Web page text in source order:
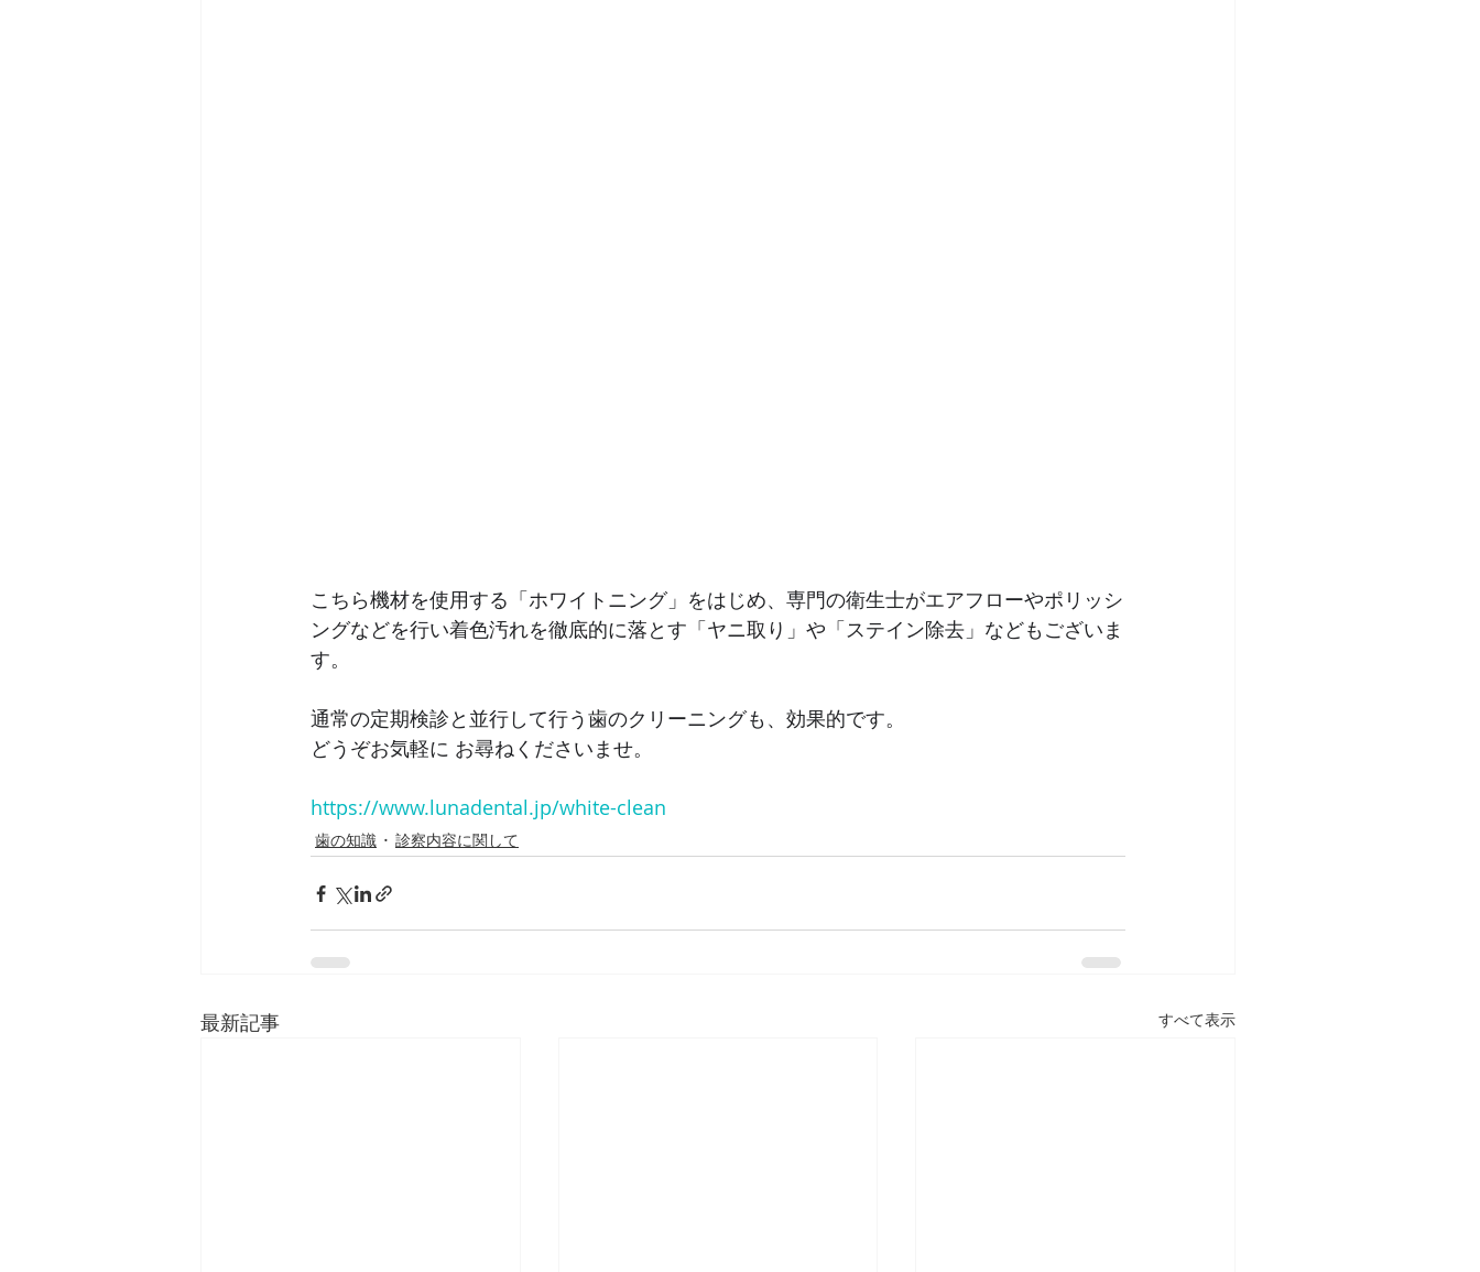
こちら機材を使用する「ホワイトニング」をはじめ、専門の衛生士がエアフローやポリッシ
ングなどを行い着色汚れを徹底的に落とす「ヤニ取り」や「ステイン除去」などもございま
す。
通常の定期検診と並行して行う歯のクリーニングも、効果的です。
どうぞお気軽に お尋ねくださいませ。
https://www.lunadental.jp/white-clean
歯の知識 診察内容に関して
最新記事 すべて表示